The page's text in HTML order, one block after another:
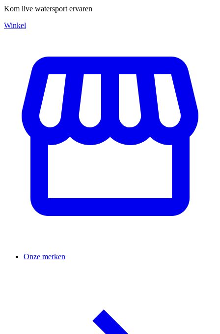
Kom live watersport ervaren
Winkel
Onze merken